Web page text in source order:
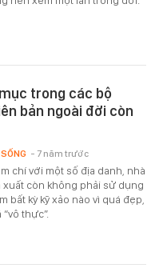
trong các bộ
bản ngoài đời còn
chí với một số địa danh, nhà
xuất còn không phải sử dụng
bất kỳ kỹ xảo nào vì quá đẹp,
“vô thực”.
- 7 năm trước